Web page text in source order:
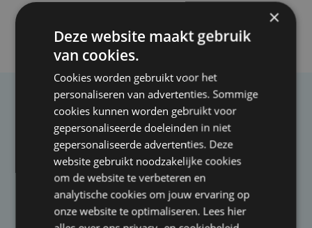
Taalfout opgemerkt?
Heb je een taal- of schrijffout opgemerkt in dit
artikel?
Laat het ons weten
×
Deze website maakt gebruik
van cookies.
Cookies worden gebruikt voor het
personaliseren van advertenties. Sommige
cookies kunnen worden gebruikt voor
gepersonaliseerde doeleinden in niet
gepersonaliseerde advertenties. Deze
website gebruikt noodzakelijke cookies
om de website te verbeteren en
analytische cookies om jouw ervaring op
onze website te optimaliseren. Lees hier